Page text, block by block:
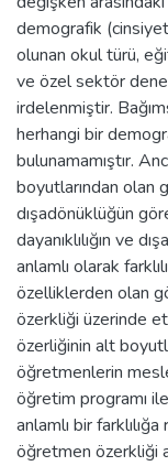
demografik
olunan okul türü,
ve özel sektör
irdelenmiştir.
herhangi bir
bulunamamıştır.
boyutlarından olan
dışadönüklüğün
dayanıklılığın ve
anlamlı olarak
özelliklerden olan
özerkliği üzerinde
özerliğinin alt
öğretmenlerin
öğretim programı
anlamlı bir
öğretmen özerkliği